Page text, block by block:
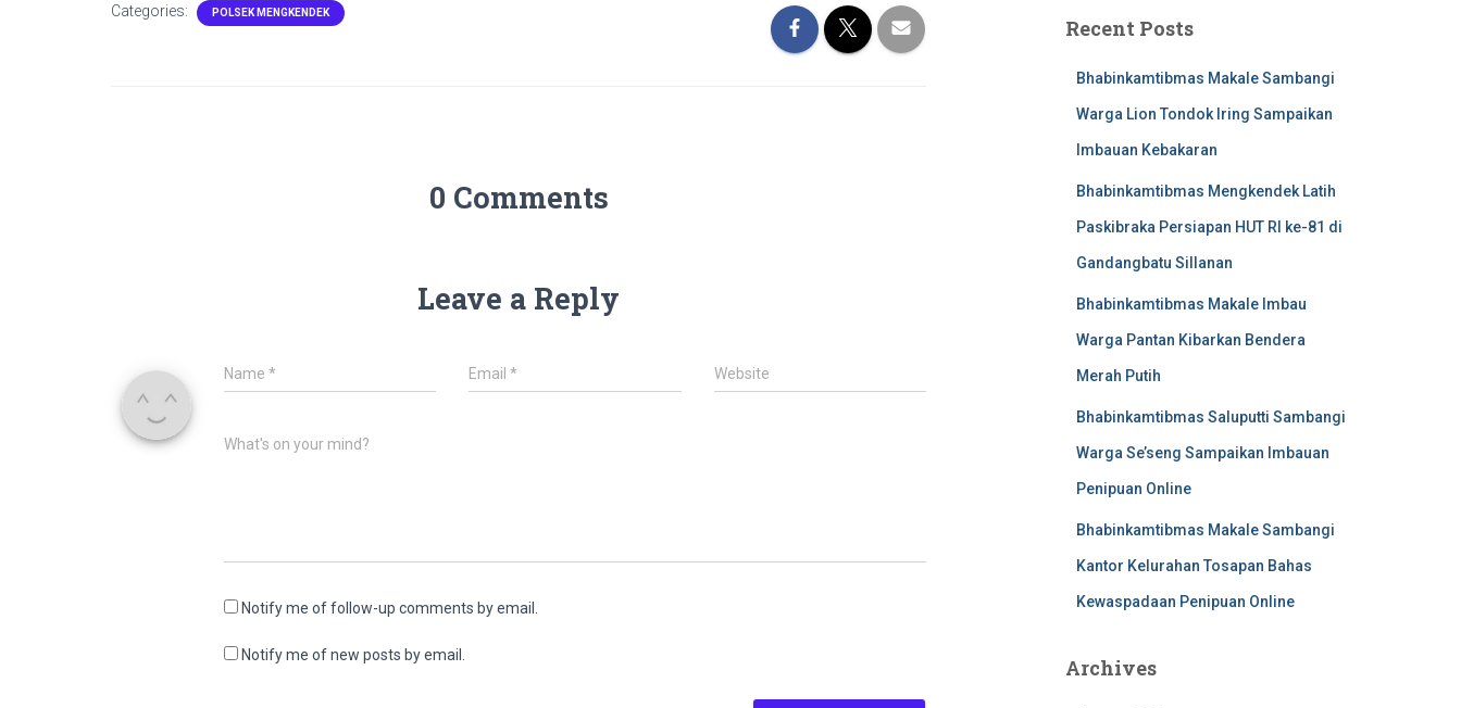
Categories: POLSEK MENGKENDEK
0 Comments
Leave a Reply
Name * Email* Website
What's on your mind?
Notify me of follow-up comments by email.
Notify me of new posts by email.
Recent Posts
Bhabinkamtibmas Makale Sambangi
Warga Lion Tondok Iring Sampaikan
Imbauan Kebakaran
Bhabinkamtibmas Mengkendek Latih
Paskibraka Persiapan HUT RI ke-81 di
Gandangbatu Sillanan
Bhabinkamtibmas Makale Imbau
Warga Pantan Kibarkan Bendera
Merah Putih
Bhabinkamtibmas Saluputti Sambangi
Warga Se’seng Sampaikan Imbauan
Penipuan Online
Bhabinkamtibmas Makale Sambangi
Kantor Kelurahan Tosapan Bahas
Kewaspadaan Penipuan Online
Archives